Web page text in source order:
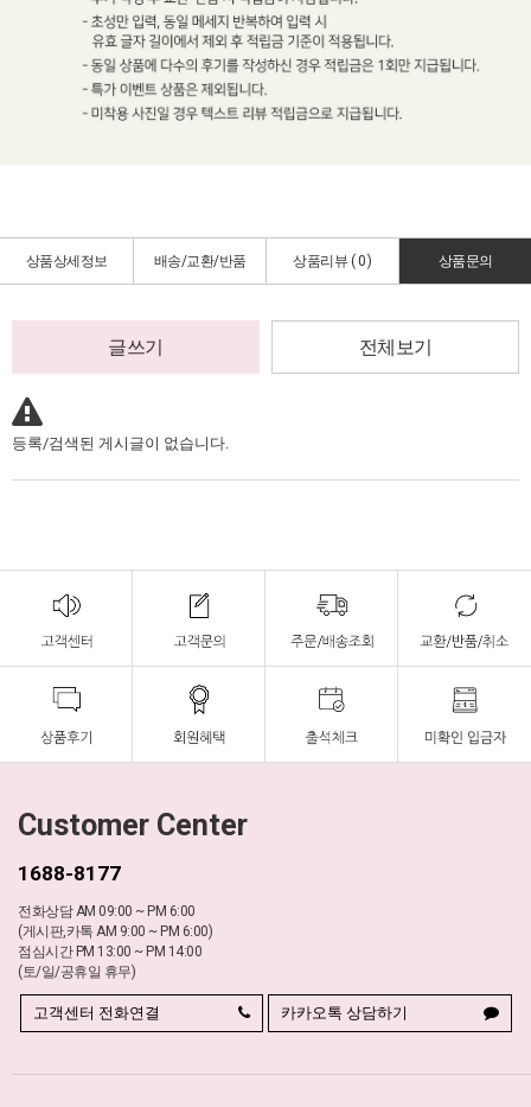
상품상세정보 배송/교환/반품 상품리뷰 ( 0) 상품문의
글쓰기 전체보기
등록/검색된 게시글이 없습니다.
Customer Center
1688-8177
전화상담 AM 09:00 ~ PM 6:00
(게시판,카톡 AM 9:00 ~ PM 6:00)
점심시간 PM 13:00 ~ PM 14:00
(토/일/공휴일 휴무)
고객센터 전화연결 카카오톡 상담하기